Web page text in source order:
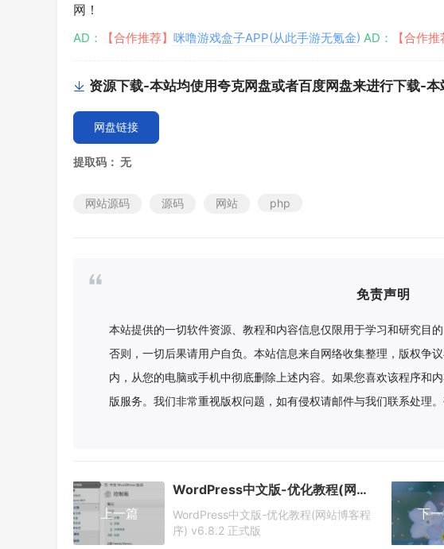
网！
AD： 【合作推荐】 咪噜游戏盒子APP(从此手游无氪金) AD： 【合作推
资源下载-本站均使用夸克网盘或者百度网盘来进行下载-本
网盘链接
提取码： 无
网站源码 源码 网站 php
免责声明
本站提供的一切软件资源、教程和内容信息仅限用于学习和研究目
否则，一切后果请用户自负。本站信息来自网络收集整理，版权争
内，从您的电脑或手机中彻底删除上述内容。如果您喜欢该程序和
版服务。我们非常重视版权问题，如有侵权请邮件与我们联系处理。
上一篇
WordPress中文版-优化教程(网站博客程序) v6.8.2 正式版
WordPress中文版-优化教程(网站博客程
序) v6.8.2 正式版
下